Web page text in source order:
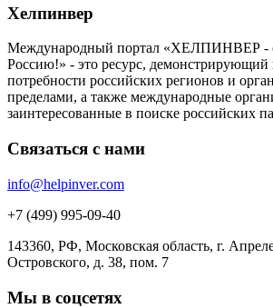
Хелпинвер
Международный портал «ХЕЛПИНВЕР -
Россию!» - это ресурс, демонстрирующий
потребности российских регионов и
пределами, а также международные
заинтересованные в поиске российских
Связаться с нами
info@helpinver.com
+7 (499) 995-09-40
143360, РФ, Московская область, г.
Островского, д. 38, пом. 7
Мы в соцсетях